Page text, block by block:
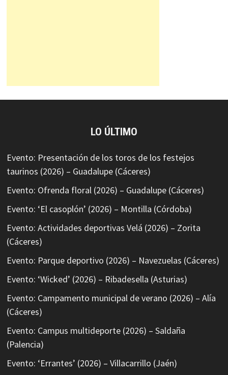
LO ÚLTIMO
Evento: Presentación de los toros de los festejos
taurinos (2026) – Guadalupe (Cáceres)
Evento: Ofrenda floral (2026) – Guadalupe (Cáceres)
Evento: ‘El casoplón’ (2026) – Montilla (Córdoba)
Evento: Actividades deportivas Velá (2026) – Zorita
(Cáceres)
Evento: Parque deportivo (2026) – Navezuelas (Cáceres)
Evento: ‘Wicked’ (2026) – Ribadesella (Asturias)
Evento: Campamento municipal de verano (2026) – Alía
(Cáceres)
Evento: Campus multideporte (2026) – Saldaña
(Palencia)
Evento: ‘Errantes’ (2026) – Villacarrillo (Jaén)